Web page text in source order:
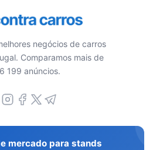
negócios de carros
Comparamos mais de
199 anúncios.
mercado para stands